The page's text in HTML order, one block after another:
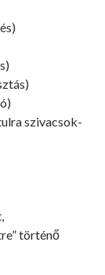
ragasztás)
szivacsok-
történő